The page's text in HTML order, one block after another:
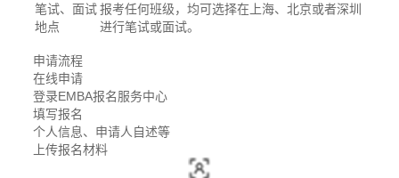
笔试、面试
地点
报考任何班级，均可选择在上海、北京或者深圳
进行笔试或面试。
申请流程
在线申请
登录EMBA报名服务中心
填写报名
个人信息、申请人自述等
上传报名材料